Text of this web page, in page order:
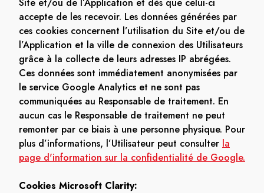
accepte de les recevoir. Les données générées par
ces cookies concernent l’utilisation du Site et/ou de
l’Application et la ville de connexion des Utilisateurs
grâce à la collecte de leurs adresses IP abrégées.
Ces données sont immédiatement anonymisées par
le service Google Analytics et ne sont pas
communiquées au Responsable de traitement. En
aucun cas le Responsable de traitement ne peut
remonter par ce biais à une personne physique. Pour
plus d’informations, l’Utilisateur peut consulter la
page d'information sur la confidentialité de Google.
Cookies Microsoft Clarity: